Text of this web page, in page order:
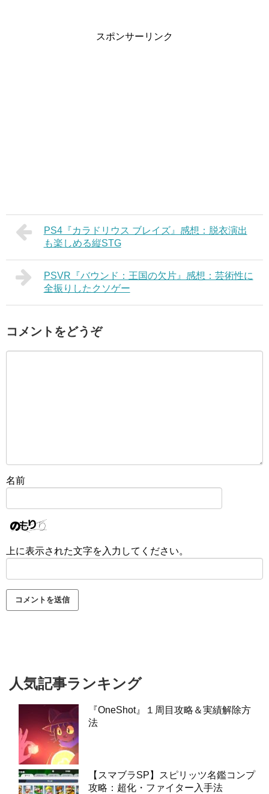
スポンサーリンク
PS4『カラドリウス ブレイズ』感想：脱衣演出
も楽しめる縦STG
PSVR『バウンド：王国の欠片』感想：芸術性に
全振りしたクソゲー
コメントをどうぞ
名前
上に表示された文字を入力してください。
人気記事ランキング
『OneShot』１周目攻略＆実績解除方
法
【スマブラSP】スピリッツ名鑑コンプ
攻略：超化・ファイター入手法